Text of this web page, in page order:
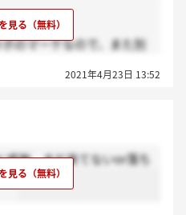
のマーケなので、また別
2021年4月23日 13:52
感謝、まだ来てないor落ち
。